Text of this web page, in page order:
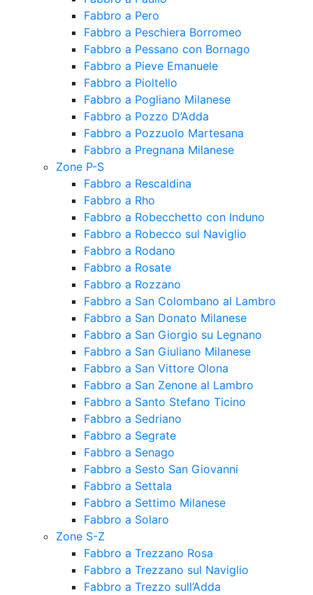
Fabbro a Pero
Fabbro a Peschiera Borromeo
Fabbro a Pessano con Bornago
Fabbro a Pieve Emanuele
Fabbro a Pioltello
Fabbro a Pogliano Milanese
Fabbro a Pozzo D’Adda
Fabbro a Pozzuolo Martesana
Fabbro a Pregnana Milanese
Zone P-S
Fabbro a Rescaldina
Fabbro a Rho
Fabbro a Robecchetto con Induno
Fabbro a Robecco sul Naviglio
Fabbro a Rodano
Fabbro a Rosate
Fabbro a Rozzano
Fabbro a San Colombano al Lambro
Fabbro a San Donato Milanese
Fabbro a San Giorgio su Legnano
Fabbro a San Giuliano Milanese
Fabbro a San Vittore Olona
Fabbro a San Zenone al Lambro
Fabbro a Santo Stefano Ticino
Fabbro a Sedriano
Fabbro a Segrate
Fabbro a Senago
Fabbro a Sesto San Giovanni
Fabbro a Settala
Fabbro a Settimo Milanese
Fabbro a Solaro
Zone S-Z
Fabbro a Trezzano Rosa
Fabbro a Trezzano sul Naviglio
Fabbro a Trezzo sull’Adda